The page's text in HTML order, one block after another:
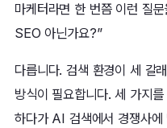
마케터라면 한 번쯤 이런 질
SEO 아닌가요?”
다릅니다. 검색 환경이 세 갈
방식이 필요합니다. 세 가지
하다가 AI 검색에서 경쟁사